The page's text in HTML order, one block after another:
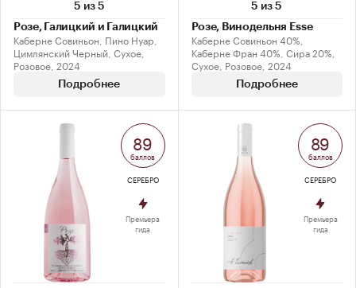
5 из 5
Розе, Галицкий и Галицкий
Каберне Совиньон, Пино Нуар,
Цимлянский Черный, Сухое,
Розовое, 2024
Подробнее
5 из 5
Розе, Винодельня Esse
Каберне Совиньон 40%,
Каберне Фран 40%, Сира 20%,
Сухое, Розовое, 2024
Подробнее
89
баллов
СЕРЕБРО
Премьера
гида
89
баллов
СЕРЕБРО
Премьера
гида